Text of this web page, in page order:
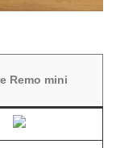
Remo mini